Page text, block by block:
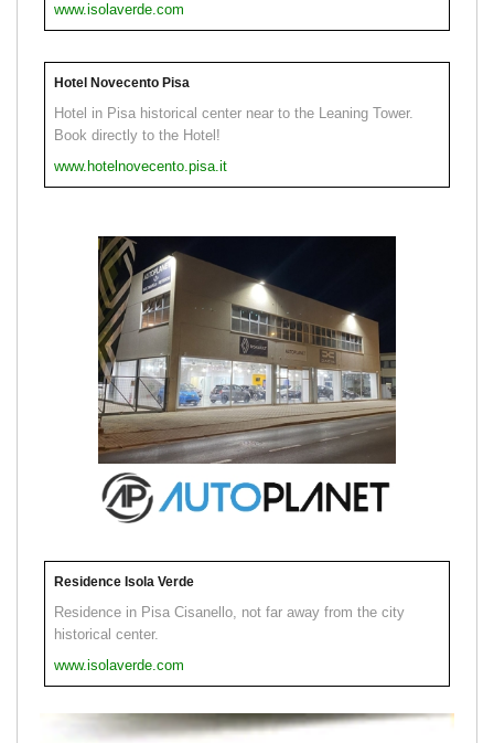
www.isolaverde.com
Hotel Novecento Pisa
Hotel in Pisa historical center near to the Leaning Tower.
Book directly to the Hotel!
www.hotelnovecento.pisa.it
Residence Isola Verde
Residence in Pisa Cisanello, not far away from the city
historical center.
www.isolaverde.com